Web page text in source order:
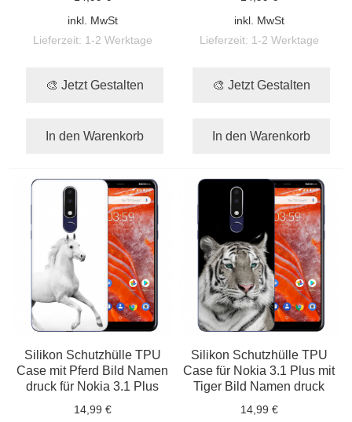
inkl. MwSt
Lieferzeit: 1-2 Werktage
🎨 Jetzt Gestalten
In den Warenkorb
inkl. MwSt
Lieferzeit: 1-2 Werktage
🎨 Jetzt Gestalten
In den Warenkorb
Silikon Schutzhülle TPU
Case mit Pferd Bild Namen
druck für Nokia 3.1 Plus
14,99 €
Silikon Schutzhülle TPU
Case für Nokia 3.1 Plus mit
Tiger Bild Namen druck
14,99 €